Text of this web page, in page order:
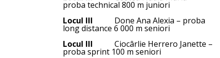
proba technical 800 m juniori
Locul III Done Ana Alexia – proba
long distance 6 000 m seniori
Locul III Ciocârlie Herrero Janette –
proba sprint 100 m seniori